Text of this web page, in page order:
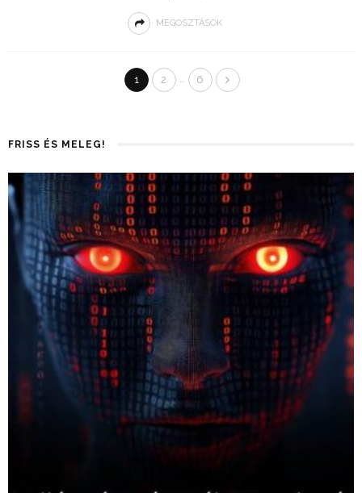
MEGOSZTÁSOK
1 2 … 6
FRISS ÉS MELEG!